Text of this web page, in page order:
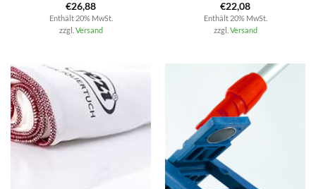
€26,88
Enthält 20% MwSt.
zzgl. Versand
€22,08
Enthält 20% MwSt.
zzgl. Versand